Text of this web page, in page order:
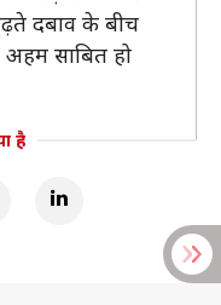
दबाव के बीच
साबित हो
है